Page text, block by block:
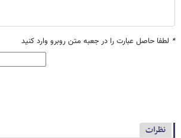
* لطفا حاصل عبارت را در جعبه متن روبرو وارد کنید
نظرات